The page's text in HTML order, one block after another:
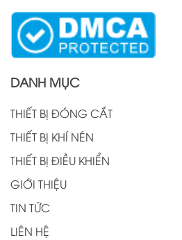
DANH MỤC
THIẾT BỊ ĐÓNG CẮT
THIẾT BỊ KHÍ NÉN
THIẾT BỊ ĐIỀU KHIỂN
GIỚI THIỆU
TIN TỨC
LIÊN HỆ